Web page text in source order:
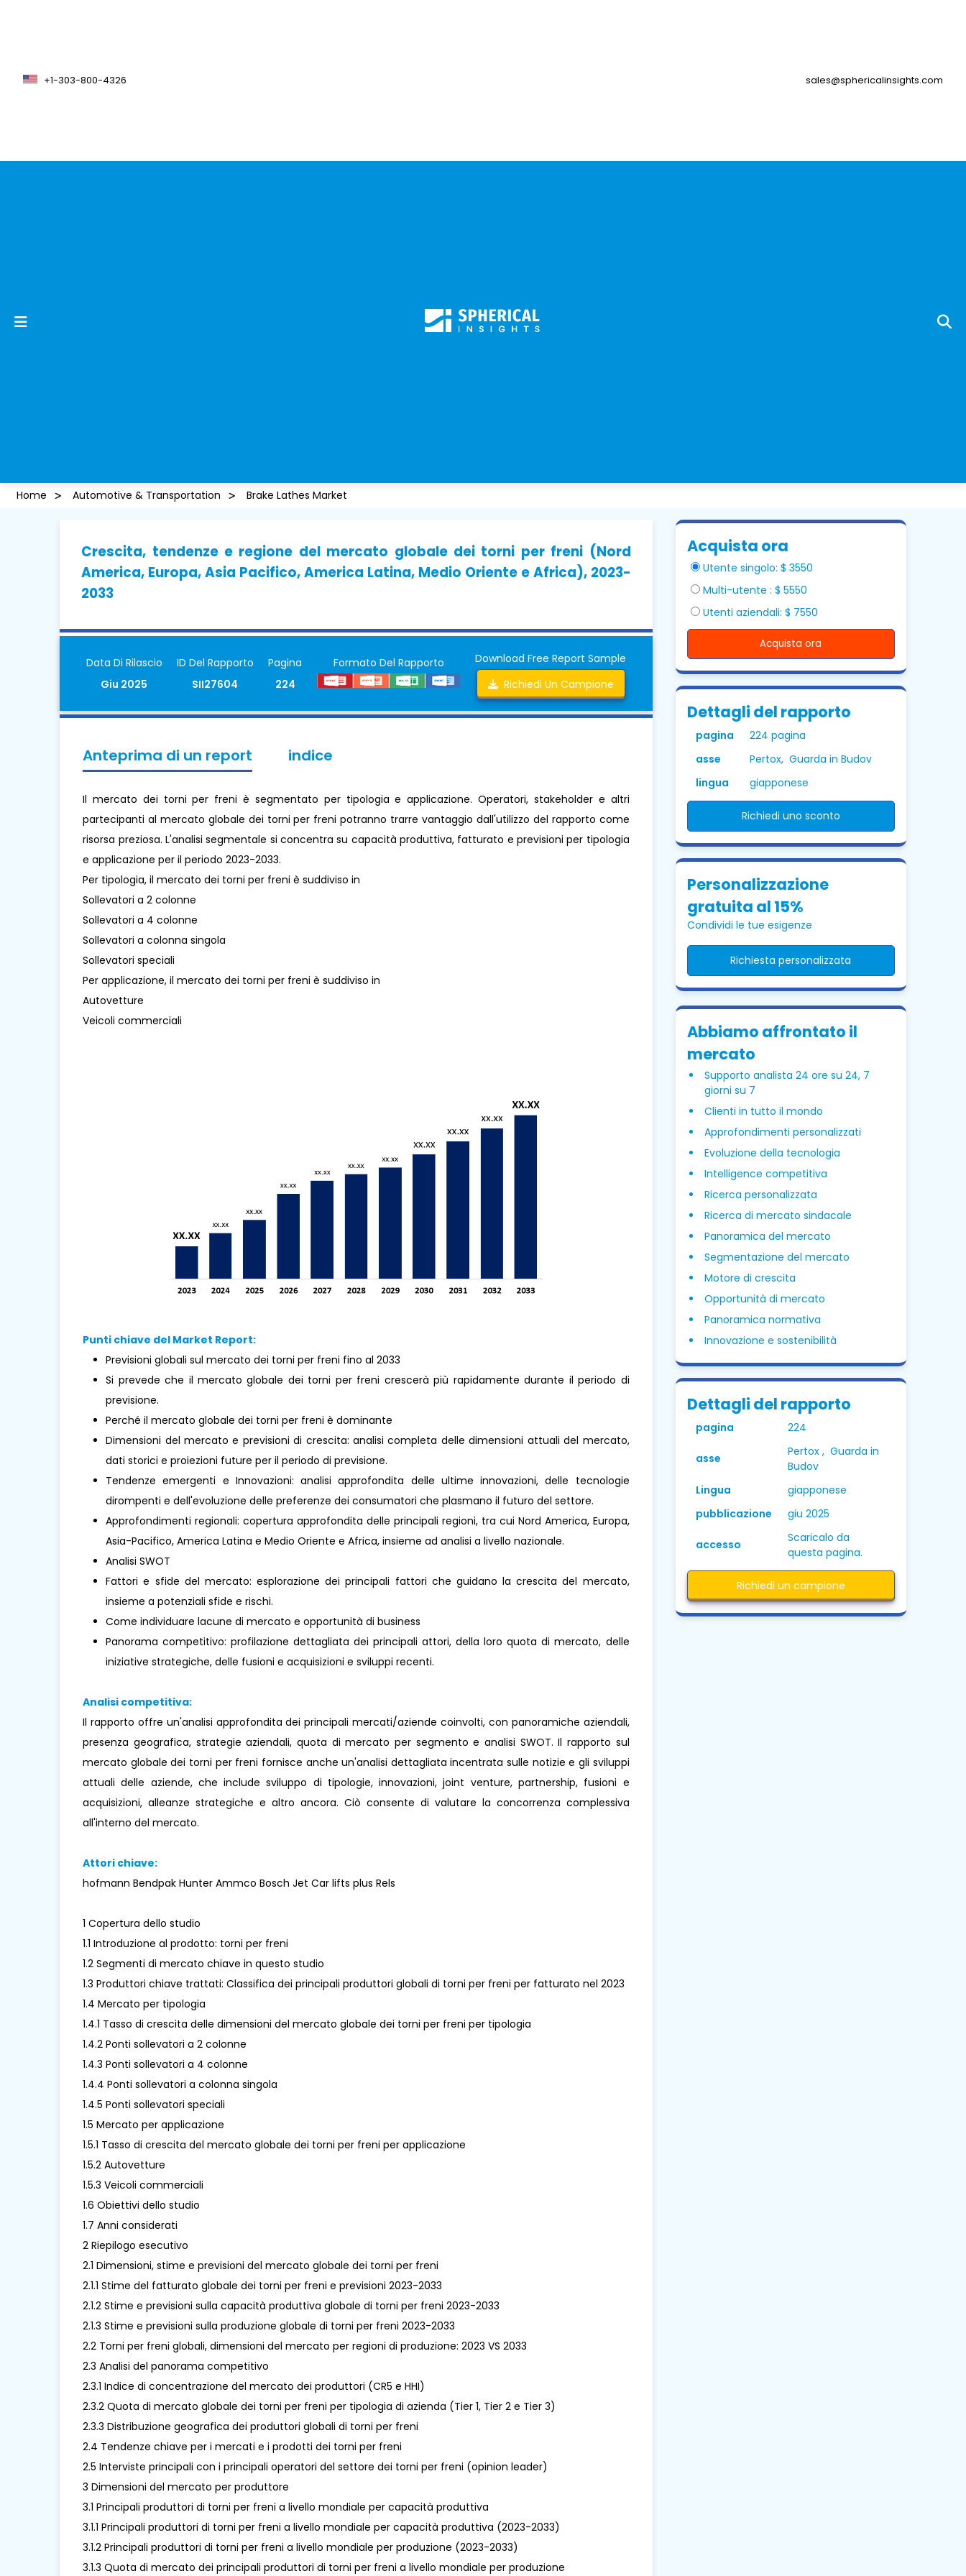
+1-303-800-4326 sales@sphericalinsights.com
Home Automotive & Transportation Brake Lathes Market
Crescita, tendenze e regione del mercato globale dei torni per freni (Nord
America, Europa, Asia Pacifico, America Latina, Medio Oriente e Africa), 2023-
2033
Data Di Rilascio
Giu 2025
ID Del Rapporto
SII27604
Pagina
224
Formato Del Rapporto
Download Free Report Sample
Richiedi Un Campione
Anteprima di un report indice
Il mercato dei torni per freni è segmentato per tipologia e applicazione. Operatori, stakeholder e altri
partecipanti al mercato globale dei torni per freni potranno trarre vantaggio dall'utilizzo del rapporto come
risorsa preziosa. L'analisi segmentale si concentra su capacità produttiva, fatturato e previsioni per tipologia
e applicazione per il periodo 2023-2033.
Per tipologia, il mercato dei torni per freni è suddiviso in
Sollevatori a 2 colonne
Sollevatori a 4 colonne
Sollevatori a colonna singola
Sollevatori speciali
Per applicazione, il mercato dei torni per freni è suddiviso in
Autovetture
Veicoli commerciali
Punti chiave del Market Report:
Previsioni globali sul mercato dei torni per freni fino al 2033
Si prevede che il mercato globale dei torni per freni crescerà più rapidamente durante il periodo di
previsione.
Perché il mercato globale dei torni per freni è dominante
Dimensioni del mercato e previsioni di crescita: analisi completa delle dimensioni attuali del mercato,
dati storici e proiezioni future per il periodo di previsione.
Tendenze emergenti e Innovazioni: analisi approfondita delle ultime innovazioni, delle tecnologie
dirompenti e dell'evoluzione delle preferenze dei consumatori che plasmano il futuro del settore.
Approfondimenti regionali: copertura approfondita delle principali regioni, tra cui Nord America, Europa,
Asia-Pacifico, America Latina e Medio Oriente e Africa, insieme ad analisi a livello nazionale.
Analisi SWOT
Fattori e sfide del mercato: esplorazione dei principali fattori che guidano la crescita del mercato,
insieme a potenziali sfide e rischi.
Come individuare lacune di mercato e opportunità di business
Panorama competitivo: profilazione dettagliata dei principali attori, della loro quota di mercato, delle
iniziative strategiche, delle fusioni e acquisizioni e sviluppi recenti.
Analisi competitiva:
Il rapporto offre un'analisi approfondita dei principali mercati/aziende coinvolti, con panoramiche aziendali,
presenza geografica, strategie aziendali, quota di mercato per segmento e analisi SWOT. Il rapporto sul
mercato globale dei torni per freni fornisce anche un'analisi dettagliata incentrata sulle notizie e gli sviluppi
attuali delle aziende, che include sviluppo di tipologie, innovazioni, joint venture, partnership, fusioni e
acquisizioni, alleanze strategiche e altro ancora. Ciò consente di valutare la concorrenza complessiva
all'interno del mercato.
Attori chiave:
hofmann Bendpak Hunter Ammco Bosch Jet Car lifts plus Rels
1 Copertura dello studio
1.1 Introduzione al prodotto: torni per freni
1.2 Segmenti di mercato chiave in questo studio
1.3 Produttori chiave trattati: Classifica dei principali produttori globali di torni per freni per fatturato nel 2023
1.4 Mercato per tipologia
1.4.1 Tasso di crescita delle dimensioni del mercato globale dei torni per freni per tipologia
1.4.2 Ponti sollevatori a 2 colonne
1.4.3 Ponti sollevatori a 4 colonne
1.4.4 Ponti sollevatori a colonna singola
1.4.5 Ponti sollevatori speciali
1.5 Mercato per applicazione
1.5.1 Tasso di crescita del mercato globale dei torni per freni per applicazione
1.5.2 Autovetture
1.5.3 Veicoli commerciali
1.6 Obiettivi dello studio
1.7 Anni considerati
2 Riepilogo esecutivo
2.1 Dimensioni, stime e previsioni del mercato globale dei torni per freni
2.1.1 Stime del fatturato globale dei torni per freni e previsioni 2023-2033
2.1.2 Stime e previsioni sulla capacità produttiva globale di torni per freni 2023-2033
2.1.3 Stime e previsioni sulla produzione globale di torni per freni 2023-2033
2.2 Torni per freni globali, dimensioni del mercato per regioni di produzione: 2023 VS 2033
2.3 Analisi del panorama competitivo
2.3.1 Indice di concentrazione del mercato dei produttori (CR5 e HHI)
2.3.2 Quota di mercato globale dei torni per freni per tipologia di azienda (Tier 1, Tier 2 e Tier 3)
2.3.3 Distribuzione geografica dei produttori globali di torni per freni
2.4 Tendenze chiave per i mercati e i prodotti dei torni per freni
2.5 Interviste principali con i principali operatori del settore dei torni per freni (opinion leader)
3 Dimensioni del mercato per produttore
3.1 Principali produttori di torni per freni a livello mondiale per capacità produttiva
3.1.1 Principali produttori di torni per freni a livello mondiale per capacità produttiva (2023-2033)
3.1.2 Principali produttori di torni per freni a livello mondiale per produzione (2023-2033)
3.1.3 Quota di mercato dei principali produttori di torni per freni a livello mondiale per produzione
Acquista ora
Utente singolo: $ 3550
Multi-utente : $ 5550
Utenti aziendali: $ 7550
Acquista ora
Dettagli del rapporto
pagina
224 pagina
asse
Pertox, Guarda in Budov
lingua
giapponese
Richiedi uno sconto
Personalizzazione
gratuita al 15%
Condividi le tue esigenze
Richiesta personalizzata
Abbiamo affrontato il
mercato
Supporto analista 24 ore su 24, 7
giorni su 7
Clienti in tutto il mondo
Approfondimenti personalizzati
Evoluzione della tecnologia
Intelligence competitiva
Ricerca personalizzata
Ricerca di mercato sindacale
Panoramica del mercato
Segmentazione del mercato
Motore di crescita
Opportunità di mercato
Panoramica normativa
Innovazione e sostenibilità
Dettagli del rapporto
pagina 224
asse
Pertox , Guarda in
Budov
Lingua
giapponese
pubblicazione
giu 2025
accesso
Scaricalo da
questa pagina.
Richiedi un campione